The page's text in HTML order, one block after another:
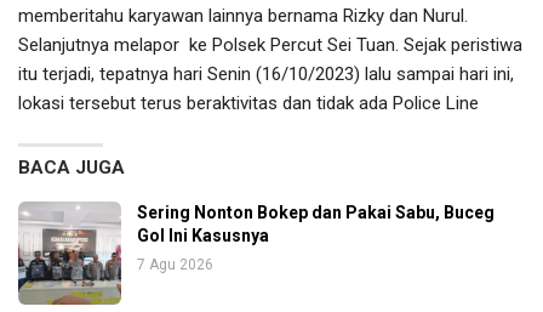
memberitahu karyawan lainnya bernama Rizky dan Nurul.
Selanjutnya melapor ke Polsek Percut Sei Tuan. Sejak peristiwa
itu terjadi, tepatnya hari Senin (16/10/2023) lalu sampai hari ini,
lokasi tersebut terus beraktivitas dan tidak ada Police Line
BACA JUGA
Sering Nonton Bokep dan Pakai Sabu, Buceg
Gol Ini Kasusnya
7 Agu 2026